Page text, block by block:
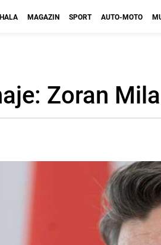
MAGAZIN SPORT AUTO-MOTO
Zoran